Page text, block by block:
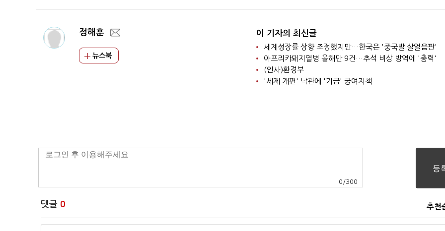
정해훈
뉴스북
이 기자의 최신글
세계성장률 상향 조정했지만…한국은 '중국발 살얼음판'
아프리카돼지열병 올해만 9건…추석 비상 방역에 '총력'
(인사)환경부
'세제 개편' 낙관에 '기금' 궁여지책
0 /300
댓글 0 추천